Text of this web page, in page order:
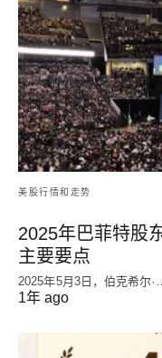
美股行情和走势
2025年巴菲特股
主要要点
2025年5月3日，伯克希尔
1年 ago